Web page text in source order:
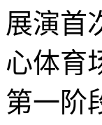
展演首
心体育
第一阶